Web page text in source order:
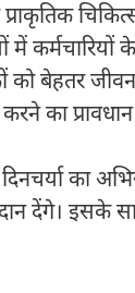
कर्मचारियों के
को बेहतर
का प्रावधान
का
देंगे। इसके